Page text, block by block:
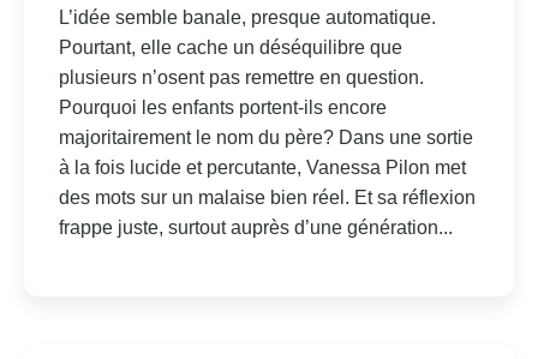
L’idée semble banale, presque automatique.
Pourtant, elle cache un déséquilibre que
plusieurs n’osent pas remettre en question.
Pourquoi les enfants portent-ils encore
majoritairement le nom du père? Dans une sortie
à la fois lucide et percutante, Vanessa Pilon met
des mots sur un malaise bien réel. Et sa réflexion
frappe juste, surtout auprès d’une génération...